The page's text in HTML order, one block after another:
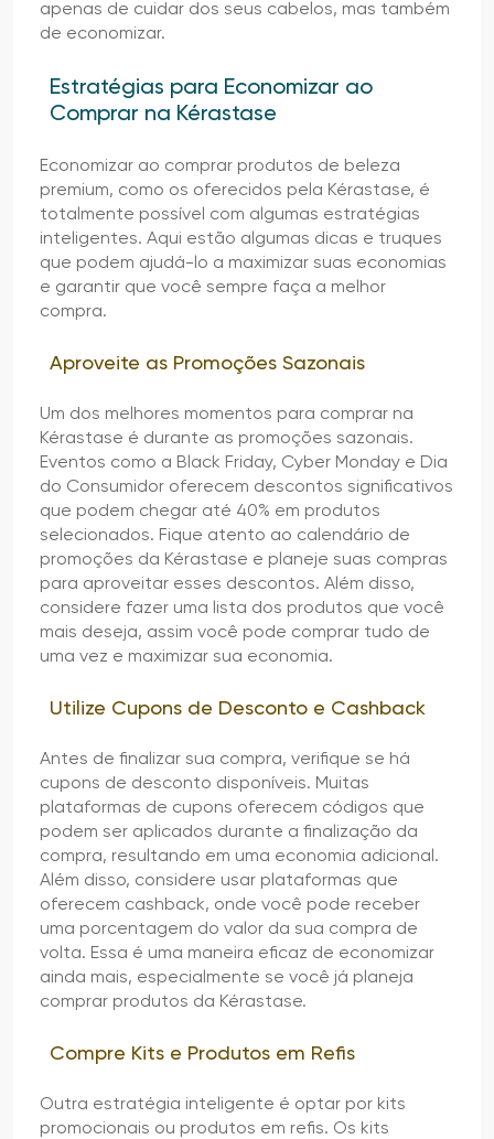
apenas de cuidar dos seus cabelos, mas também
de economizar.
Estratégias para Economizar ao
Comprar na Kérastase
Economizar ao comprar produtos de beleza
premium, como os oferecidos pela Kérastase, é
totalmente possível com algumas estratégias
inteligentes. Aqui estão algumas dicas e truques
que podem ajudá-lo a maximizar suas economias
e garantir que você sempre faça a melhor
compra.
Aproveite as Promoções Sazonais
Um dos melhores momentos para comprar na
Kérastase é durante as promoções sazonais.
Eventos como a Black Friday, Cyber Monday e Dia
do Consumidor oferecem descontos significativos
que podem chegar até 40% em produtos
selecionados. Fique atento ao calendário de
promoções da Kérastase e planeje suas compras
para aproveitar esses descontos. Além disso,
considere fazer uma lista dos produtos que você
mais deseja, assim você pode comprar tudo de
uma vez e maximizar sua economia.
Utilize Cupons de Desconto e Cashback
Antes de finalizar sua compra, verifique se há
cupons de desconto disponíveis. Muitas
plataformas de cupons oferecem códigos que
podem ser aplicados durante a finalização da
compra, resultando em uma economia adicional.
Além disso, considere usar plataformas que
oferecem cashback, onde você pode receber
uma porcentagem do valor da sua compra de
volta. Essa é uma maneira eficaz de economizar
ainda mais, especialmente se você já planeja
comprar produtos da Kérastase.
Compre Kits e Produtos em Refis
Outra estratégia inteligente é optar por kits
promocionais ou produtos em refis. Os kits